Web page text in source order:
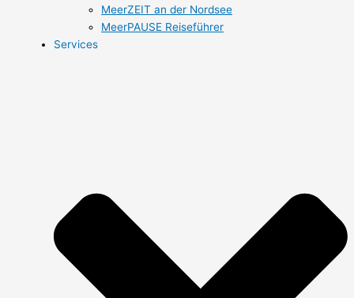
MeerZEIT an der Nordsee
MeerPAUSE Reiseführer
Services